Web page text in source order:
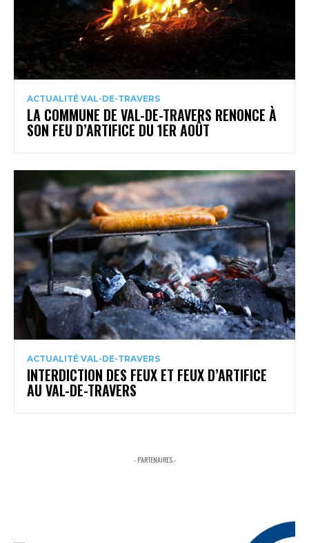
ACTUALITÉ VAL-DE-TRAVERS
LA COMMUNE DE VAL-DE-TRAVERS RENONCE À
SON FEU D’ARTIFICE DU 1ER AOÛT
ACTUALITÉ VAL-DE-TRAVERS
INTERDICTION DES FEUX ET FEUX D’ARTIFICE
AU VAL-DE-TRAVERS
- PARTENAIRES -